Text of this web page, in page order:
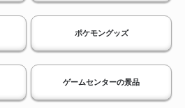
ポケモングッズ
ゲームセンターの景品